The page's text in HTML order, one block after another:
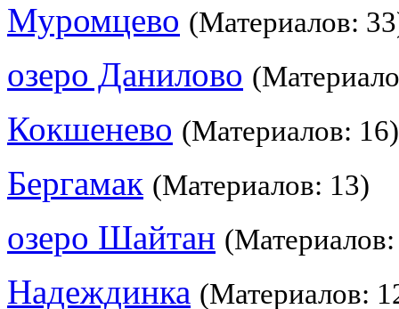
Муромцево (Материалов:
озеро Данилово
Кокшенево (Материалов: 16)
Бергамак (Материалов: 13)
озеро Шайтан
Надеждинка (Материалов: